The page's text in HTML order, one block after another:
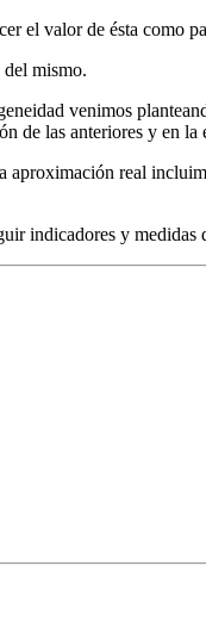
el valor de ésta como
del mismo.
venimos
de las anteriores y en
real
indicadores y medidas